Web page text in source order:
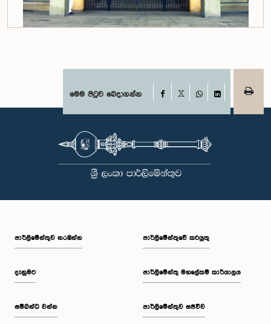
මෙම පිටුව බෙදාගන්න Facebook
WhatsAppLinkedIn
පාර්ලි‌මේන්තුව නරඹන්න
දැනුමට
සම්බන්ධ වන්න
පාර්ලිමේන්තුවේ කටයුතු
පාර්ලිමේන්තු මහලේකම් කාර්යාලය
පාර්ලිමේන්තුව සජීවීව